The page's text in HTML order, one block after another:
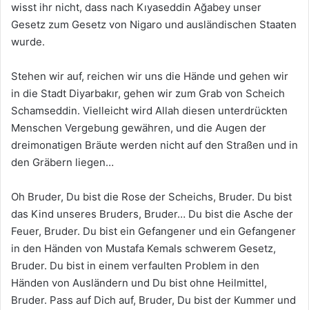
wisst ihr nicht, dass nach Kıyaseddin Ağabey unser
Gesetz zum Gesetz von Nigaro und ausländischen Staaten
wurde.
Stehen wir auf, reichen wir uns die Hände und gehen wir
in die Stadt Diyarbakır, gehen wir zum Grab von Scheich
Schamseddin. Vielleicht wird Allah diesen unterdrückten
Menschen Vergebung gewähren, und die Augen der
dreimonatigen Bräute werden nicht auf den Straßen und in
den Gräbern liegen…
Oh Bruder, Du bist die Rose der Scheichs, Bruder. Du bist
das Kind unseres Bruders, Bruder… Du bist die Asche der
Feuer, Bruder. Du bist ein Gefangener und ein Gefangener
in den Händen von Mustafa Kemals schwerem Gesetz,
Bruder. Du bist in einem verfaulten Problem in den
Händen von Ausländern und Du bist ohne Heilmittel,
Bruder. Pass auf Dich auf, Bruder, Du bist der Kummer und